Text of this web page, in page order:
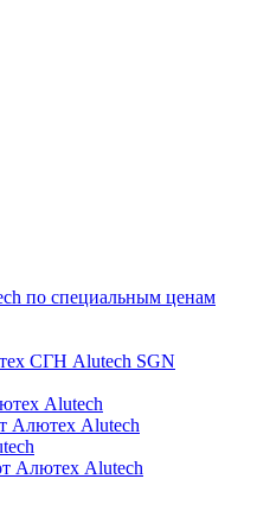
по специальным ценам
СГН Alutech SGN
Alutech
Алютех Alutech
Алютех Alutech